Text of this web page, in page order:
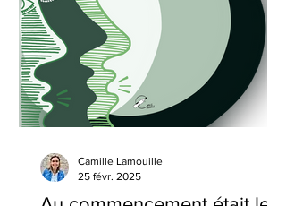
Camille Lamouille
25 févr. 2025